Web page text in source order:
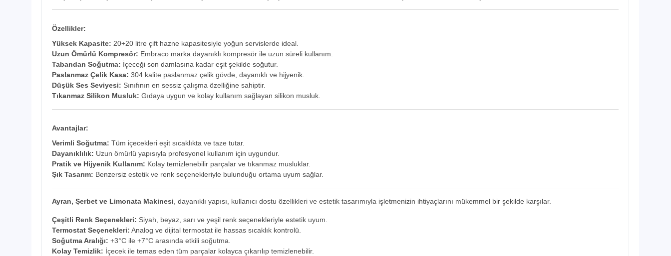
Özellikler:
Yüksek Kapasite: 20+20 litre çift hazne kapasitesiyle yoğun servislerde ideal.
Uzun Ömürlü Kompresör: Embraco marka dayanıklı kompresör ile uzun süreli kullanım.
Tabandan Soğutma: İçeceği son damlasına kadar eşit şekilde soğutur.
Paslanmaz Çelik Kasa: 304 kalite paslanmaz çelik gövde, dayanıklı ve hijyenik.
Düşük Ses Seviyesi: Sınıfının en sessiz çalışma özelliğine sahiptir.
Tıkanmaz Silikon Musluk: Gıdaya uygun ve kolay kullanım sağlayan silikon musluk.
Avantajlar:
Verimli Soğutma: Tüm içecekleri eşit sıcaklıkta ve taze tutar.
Dayanıklılık: Uzun ömürlü yapısıyla profesyonel kullanım için uygundur.
Pratik ve Hijyenik Kullanım: Kolay temizlenebilir parçalar ve tıkanmaz musluklar.
Şık Tasarım: Benzersiz estetik ve renk seçenekleriyle bulunduğu ortama uyum sağlar.
Ayran, Şerbet ve Limonata Makinesi, dayanıklı yapısı, kullanıcı dostu özellikleri ve estetik tasarımıyla işletmenizin ihtiyaçlarını mükemmel bir şekilde karşılar.
Çeşitli Renk Seçenekleri: Siyah, beyaz, sarı ve yeşil renk seçenekleriyle estetik uyum.
Termostat Seçenekleri: Analog ve dijital termostat ile hassas sıcaklık kontrolü.
Soğutma Aralığı: +3°C ile +7°C arasında etkili soğutma.
Kolay Temizlik: İçecek ile temas eden tüm parçalar kolayca çıkarılıp temizlenebilir.